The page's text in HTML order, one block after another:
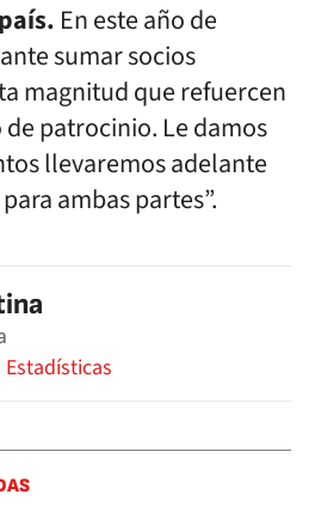
En este año de
sumar socios
magnitud que refuercen
patrocinio. Le damos
llevaremos adelante
ambas partes”.
Estadísticas